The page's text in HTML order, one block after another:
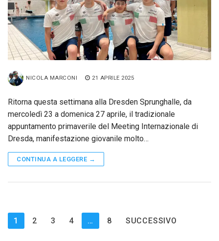
NICOLA MARCONI 21 APRILE 2025
Ritorna questa settimana alla Dresden Sprunghalle, da
mercoledì 23 a domenica 27 aprile, il tradizionale
appuntamento primaverile del Meeting Internazionale di
Dresda, manifestazione giovanile molto…
CONTINUA A LEGGERE →
Paginazione
degli
1 2 3 4 … 8 SUCCESSIVO